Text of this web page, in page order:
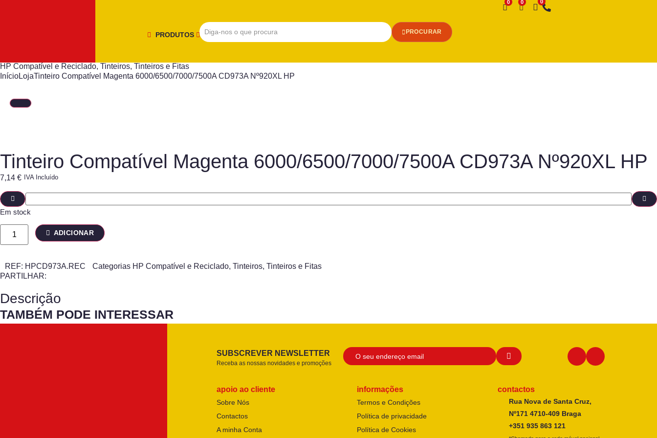
PRODUTOS PROCURAR
Desejo
HP Compatível e Reciclado, Tinteiros, Tinteiros e Fitas
InícioLojaTinteiro Compatível Magenta 6000/6500/7000/7500A CD973A Nº920XL HP
Tinteiro Compatível Magenta 6000/6500/7000/7500A CD973A Nº920XL HP
7,14 € IVA Incluído
Em stock
ADICIONAR
REF: HPCD973A.REC Categorias HP Compatível e Reciclado, Tinteiros, Tinteiros e Fitas
PARTILHAR:
Descrição
TAMBÉM PODE INTERESSAR
SUBSCREVER NEWSLETTER
Receba as nossas novidades e promoções
apoio ao cliente
Sobre Nós
Contactos
A minha Conta
informações
Termos e Condições
Política de privacidade
Política de Cookies
contactos
Rua Nova de Santa Cruz,
Nº171 4710-409 Braga
+351 935 863 121